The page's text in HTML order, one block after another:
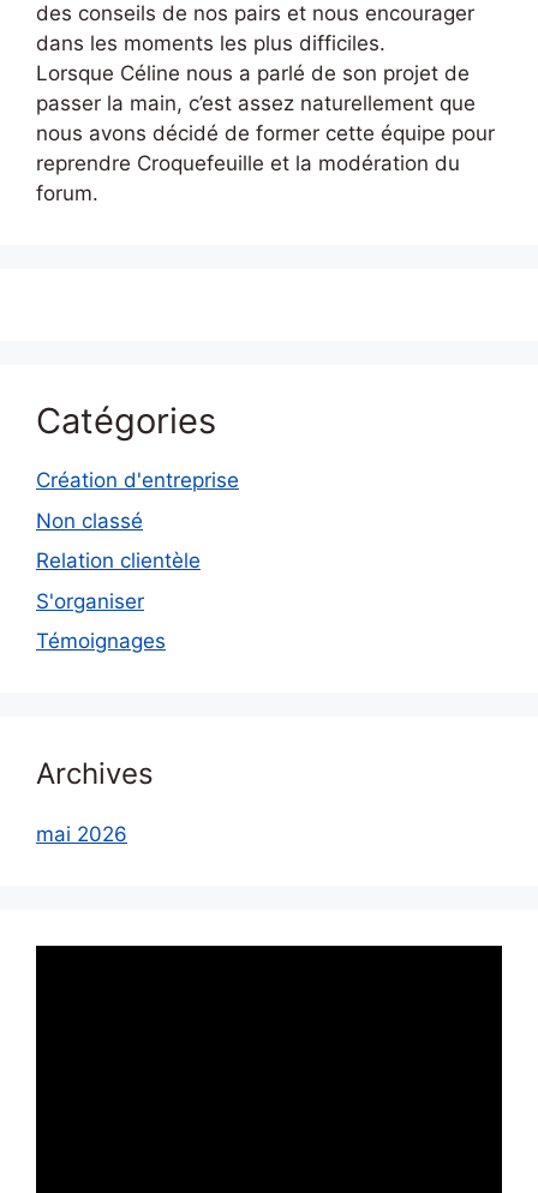
des conseils de nos pairs et nous encourager
dans les moments les plus difficiles.
Lorsque Céline nous a parlé de son projet de
passer la main, c’est assez naturellement que
nous avons décidé de former cette équipe pour
reprendre Croquefeuille et la modération du
forum.
Catégories
Création d'entreprise
Non classé
Relation clientèle
S'organiser
Témoignages
Archives
mai 2026